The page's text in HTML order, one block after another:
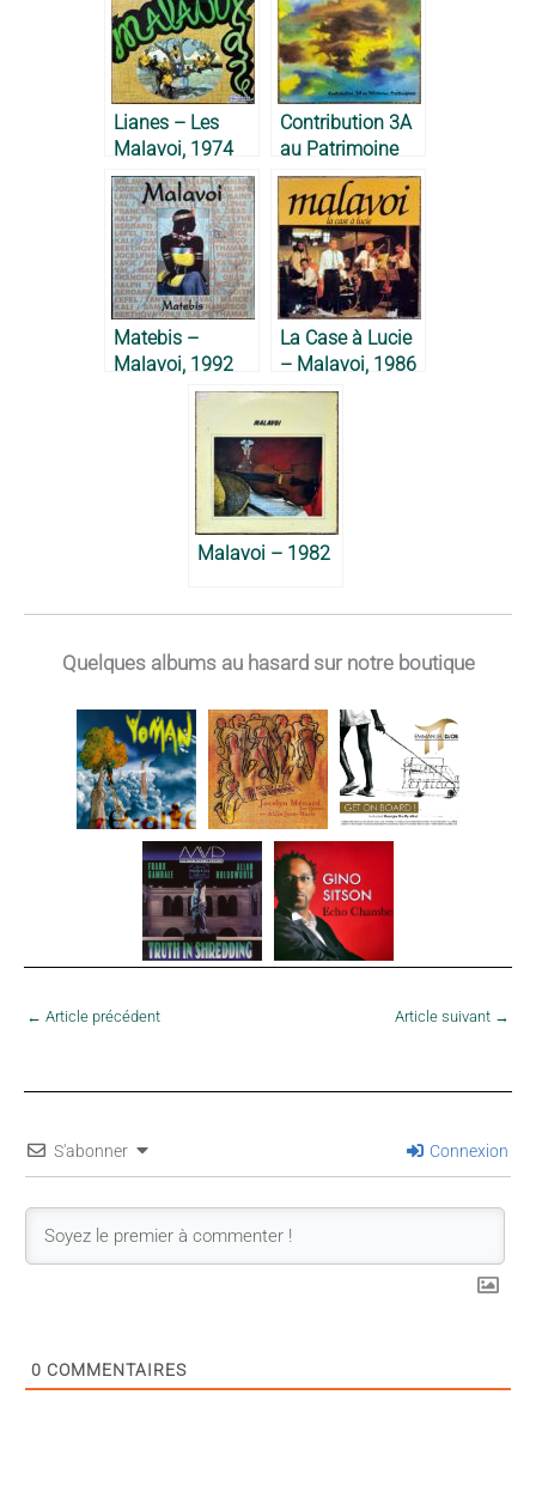
Lianes – Les
Malavoi, 1974
Contribution 3A
au Patrimoine
Martiniquais –
Malavoi, 1981
Matebis –
Malavoi, 1992
La Case à Lucie
– Malavoi, 1986
Malavoi – 1982
Quelques albums au hasard sur notre boutique
← Article précédent Article suivant →
S'abonner Connexion
0 COMMENTAIRES